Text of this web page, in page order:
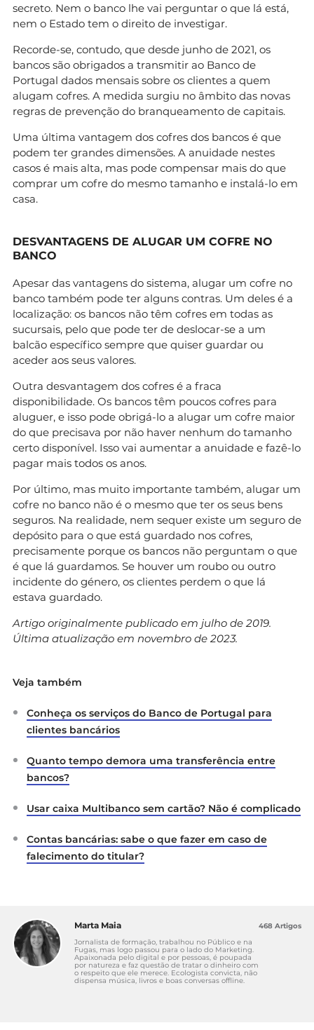
secreto. Nem o banco lhe vai perguntar o que lá está,
nem o Estado tem o direito de investigar.
Recorde-se, contudo, que desde junho de 2021, os
bancos são obrigados a transmitir ao Banco de
Portugal dados mensais sobre os clientes a quem
alugam cofres. A medida surgiu no âmbito das novas
regras de prevenção do branqueamento de capitais.
Uma última vantagem dos cofres dos bancos é que
podem ter grandes dimensões. A anuidade nestes
casos é mais alta, mas pode compensar mais do que
comprar um cofre do mesmo tamanho e instalá-lo em
casa.
DESVANTAGENS DE ALUGAR UM COFRE NO
BANCO
Apesar das vantagens do sistema, alugar um cofre no
banco também pode ter alguns contras. Um deles é a
localização: os bancos não têm cofres em todas as
sucursais, pelo que pode ter de deslocar-se a um
balcão específico sempre que quiser guardar ou
aceder aos seus valores.
Outra desvantagem dos cofres é a fraca
disponibilidade. Os bancos têm poucos cofres para
aluguer, e isso pode obrigá-lo a alugar um cofre maior
do que precisava por não haver nenhum do tamanho
certo disponível. Isso vai aumentar a anuidade e fazê-lo
pagar mais todos os anos.
Por último, mas muito importante também, alugar um
cofre no banco não é o mesmo que ter os seus bens
seguros. Na realidade, nem sequer existe um seguro de
depósito para o que está guardado nos cofres,
precisamente porque os bancos não perguntam o que
é que lá guardamos. Se houver um roubo ou outro
incidente do género, os clientes perdem o que lá
estava guardado.
Artigo originalmente publicado em julho de 2019.
Última atualização em novembro de 2023.
Veja também
Conheça os serviços do Banco de Portugal para
clientes bancários
Quanto tempo demora uma transferência entre
bancos?
Usar caixa Multibanco sem cartão? Não é complicado
Contas bancárias: sabe o que fazer em caso de
falecimento do titular?
Marta Maia
Jornalista de formação, trabalhou no Público e na
Fugas, mas logo passou para o lado do Marketing.
Apaixonada pelo digital e por pessoas, é poupada
por natureza e faz questão de tratar o dinheiro com
o respeito que ele merece. Ecologista convicta, não
dispensa música, livros e boas conversas offline.
468 Artigos